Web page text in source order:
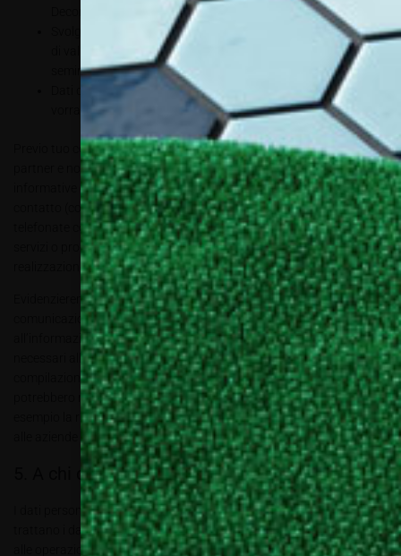
Decor Lab e Allestire, nonché notizie rilevanti settoriali;
Svolgimento di indagini e ricerche di mercato, aventi lo scopo
di valutare il grado di soddisfazione dei partecipanti ai
seminari;
Dati di accesso (log-in personale) ai singoli eventi ai quali
vorrai partecipare.
Previo tuo consenso, potrai ricevere comunicazioni dalle aziende
partner e non Decor Lab / Allestire per le loro autonome finalità
informative e promozionali: invio – con modalità automatizzate di
contatto (come newsletter e-mail) e tradizionali (cartacee o tramite
telefonate con operatore) – di materiale integrativo relativo ai loro
servizi o prodotti, informazioni tecniche e commerciali, nonché
realizzazione di studi di mercato.
Evidenzieremo il carattere obbligatorio o facoltativo della
comunicazione dei tuoi dati, apponendo un apposito simbolo (*)
all’informazione di carattere obbligatorio ovvero dei soli dati
necessari alla fornitura dei servizi sui nostri siti web. Senza la
compilazione completa e corretta di questi dati alcuni servizi
potrebbero non essere fruibili nella loro completezza, come ad
esempio la ricezione dei crediti formativi professionali o il contatto
alle aziende Decor Lab.
5. A chi comunichiamo i tuoi dati personali
I dati personali potranno essere resi disponibili a terze società che
trattano i dati in modo autonomo unicamente per dare esecuzione
alle operazioni descritte sui nostri siti web e solo quando tale finalità